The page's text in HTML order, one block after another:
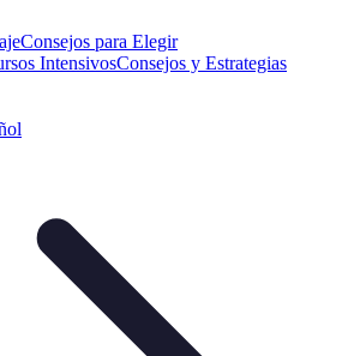
Consejos para Elegir
IntensivosConsejos y Estrategias